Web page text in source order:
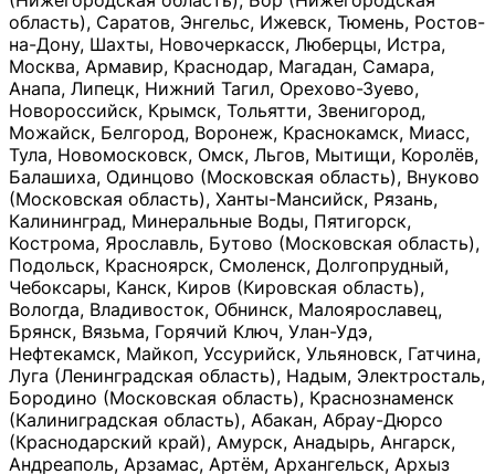
область), Саратов, Энгельс, Ижевск, Тюмень, Ростов-
на-Дону, Шахты, Новочеркасск, Люберцы, Истра,
Москва, Армавир, Краснодар, Магадан, Самара,
Анапа, Липецк, Нижний Тагил, Орехово-Зуево,
Новороссийск, Крымск, Тольятти, Звенигород,
Можайск, Белгород, Воронеж, Краснокамск, Миасс,
Тула, Новомосковск, Омск, Льгов, Мытищи, Королёв,
Балашиха, Одинцово (Московская область), Внуково
(Московская область), Ханты-Мансийск, Рязань,
Калининград, Минеральные Воды, Пятигорск,
Кострома, Ярославль, Бутово (Московская область),
Подольск, Красноярск, Смоленск, Долгопрудный,
Чебоксары, Канск, Киров (Кировская область),
Вологда, Владивосток, Обнинск, Малоярославец,
Брянск, Вязьма, Горячий Ключ, Улан-Удэ,
Нефтекамск, Майкоп, Уссурийск, Ульяновск, Гатчина,
Луга (Ленинградская область), Надым, Электросталь,
Бородино (Московская область), Краснознаменск
(Калиниградская область), Абакан, Абрау-Дюрсо
(Краснодарский край), Амурск, Анадырь, Ангарск,
Андреаполь, Арзамас, Артём, Архангельск, Архыз